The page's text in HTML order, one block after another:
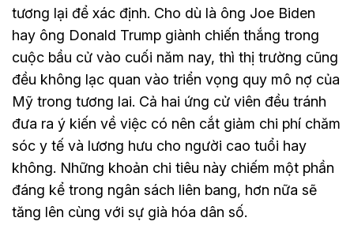
tương lại để xác định. Cho dù là ông Joe Biden
hay ông Donald Trump giành chiến thắng trong
cuộc bầu cử vào cuối năm nay, thì thị trường cũng
đều không lạc quan vào triển vọng quy mô nợ của
Mỹ trong tương lai. Cả hai ứng cử viên đều tránh
đưa ra ý kiến về việc có nên cắt giảm chi phí chăm
sóc y tế và lương hưu cho người cao tuổi hay
không. Những khoản chi tiêu này chiếm một phần
đáng kể trong ngân sách liên bang, hơn nữa sẽ
tăng lên cùng với sự già hóa dân số.